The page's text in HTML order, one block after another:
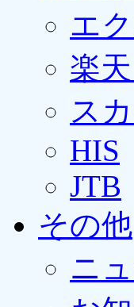
エ
楽
ス
HIS
JTB
その他
ニ